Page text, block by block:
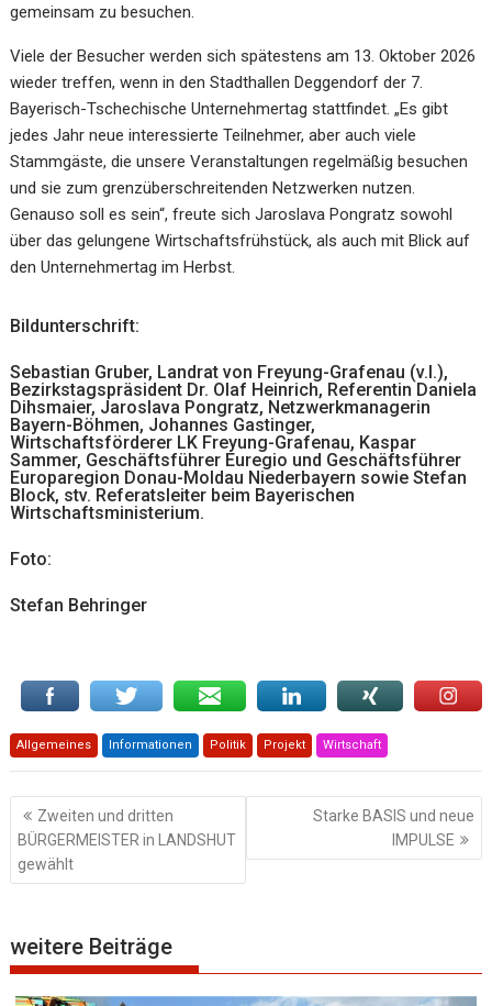
gemeinsam zu besuchen.
Viele der Besucher werden sich spätestens am 13. Oktober 2026
wieder treffen, wenn in den Stadthallen Deggendorf der 7.
Bayerisch-Tschechische Unternehmertag stattfindet. „Es gibt
jedes Jahr neue interessierte Teilnehmer, aber auch viele
Stammgäste, die unsere Veranstaltungen regelmäßig besuchen
und sie zum grenzüberschreitenden Netzwerken nutzen.
Genauso soll es sein“, freute sich Jaroslava Pongratz sowohl
über das gelungene Wirtschaftsfrühstück, als auch mit Blick auf
den Unternehmertag im Herbst.
Bildunterschrift:
Sebastian Gruber, Landrat von Freyung-Grafenau (v.l.),
Bezirkstagspräsident Dr. Olaf Heinrich, Referentin Daniela
Dihsmaier, Jaroslava Pongratz, Netzwerkmanagerin
Bayern-Böhmen, Johannes Gastinger,
Wirtschaftsförderer LK Freyung-Grafenau, Kaspar
Sammer, Geschäftsführer Euregio und Geschäftsführer
Europaregion Donau-Moldau Niederbayern sowie Stefan
Block, stv. Referatsleiter beim Bayerischen
Wirtschaftsministerium.
Foto:
Stefan Behringer
Allgemeines Informationen Politik Projekt Wirtschaft
Beitragsnavigation
Zweiten und dritten
BÜRGERMEISTER in LANDSHUT
gewählt
Starke BASIS und neue
IMPULSE
weitere Beiträge